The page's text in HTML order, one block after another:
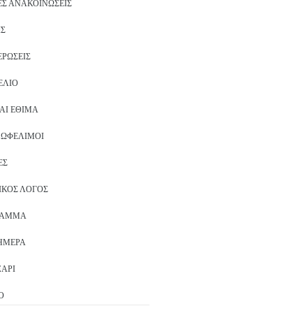
ΑΝΑΚΟΙΝΏΣΕΙΣ
ΈΘΙΜΑ
ΛΌΓΟΣ